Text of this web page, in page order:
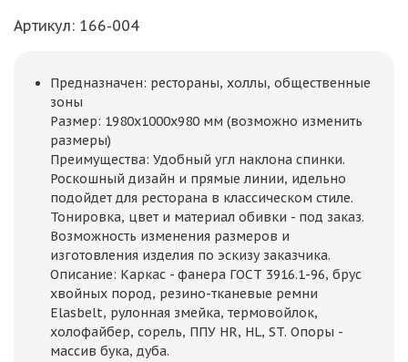
Артикул: 166-004
Предназначен: рестораны, холлы, общественные
зоны
Размер: 1980х1000х980 мм (возможно изменить
размеры)
Преимущества: Удобный угл наклона спинки.
Роскошный дизайн и прямые линии, идельно
подойдет для ресторана в классическом стиле.
Тонировка, цвет и материал обивки - под заказ.
Возможность изменения размеров и
изготовления изделия по эскизу заказчика.
Описание: Каркас - фанера ГОСТ 3916.1-96, брус
хвойных пород, резино-тканевые ремни
Elasbelt, рулонная змейка, термовойлок,
холофайбер, сорель, ППУ HR, HL, ST. Опоры -
массив бука, дуба.